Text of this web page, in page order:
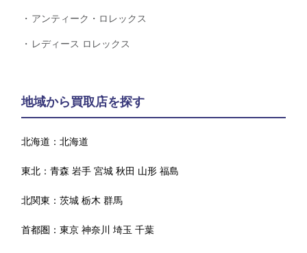
アンティーク・ロレックス
レディース ロレックス
地域から買取店を探す
北海道：北海道
東北：青森 岩手 宮城 秋田 山形 福島
北関東：茨城 栃木 群馬
首都圏：東京 神奈川 埼玉 千葉